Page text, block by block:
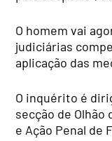
O homem vai
judiciárias
aplicação das
O inquérito é
secção de
e Ação Penal de